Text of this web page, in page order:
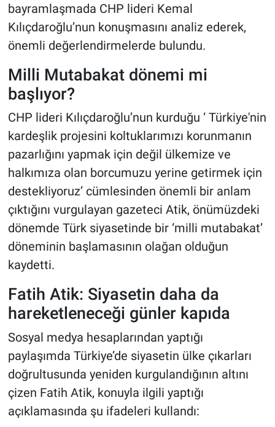
bayramlaşmada CHP lideri Kemal
Kılıçdaroğlu’nun konuşmasını analiz ederek,
önemli değerlendirmelerde bulundu.
Milli Mutabakat dönemi mi
başlıyor?
CHP lideri Kılıçdaroğlu’nun kurduğu ‘ Türkiye'nin
kardeşlik projesini koltuklarımızı korunmanın
pazarlığını yapmak için değil ülkemize ve
halkımıza olan borcumuzu yerine getirmek için
destekliyoruz’ cümlesinden önemli bir anlam
çıktığını vurgulayan gazeteci Atik, önümüzdeki
dönemde Türk siyasetinde bir ‘milli mutabakat’
döneminin başlamasının olağan olduğun
kaydetti.
Fatih Atik: Siyasetin daha da
hareketleneceği günler kapıda
Sosyal medya hesaplarından yaptığı
paylaşımda Türkiye’de siyasetin ülke çıkarları
doğrultusunda yeniden kurgulandığının altını
çizen Fatih Atik, konuyla ilgili yaptığı
açıklamasında şu ifadeleri kullandı: